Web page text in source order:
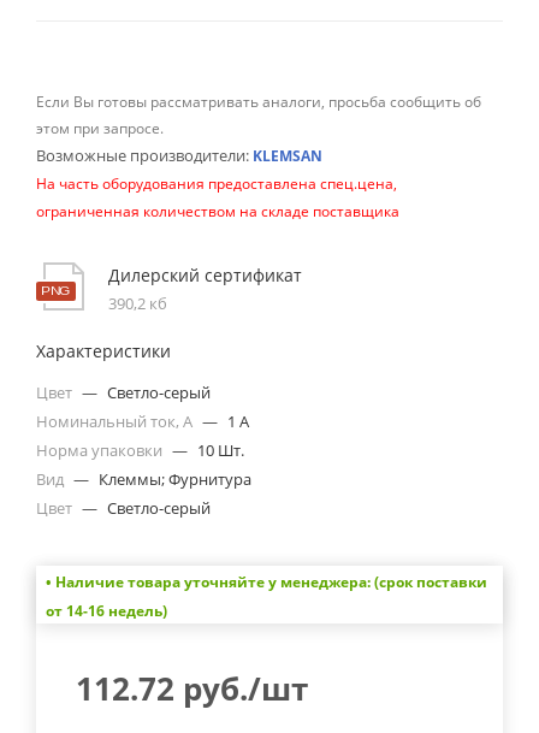
Если Вы готовы рассматривать аналоги, просьба сообщить об
этом при запросе.
Возможные производители: KLEMSAN
На часть оборудования предоставлена спец.цена,
ограниченная количеством на складе поставщика
Дилерский сертификат
390,2 кб
Характеристики
Цвет — Светло-серый
Номинальный ток, А — 1 A
Норма упаковки — 10 Шт.
Вид — Клеммы; Фурнитура
Цвет — Светло-серый
• Наличие товара уточняйте у менеджера: (срок поставки
от 14-16 недель)
112.72 руб./шт